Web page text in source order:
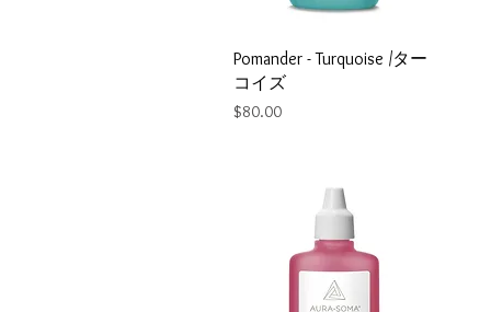
Pomander - Turquoise /ター
コイズ
Price
$80.00